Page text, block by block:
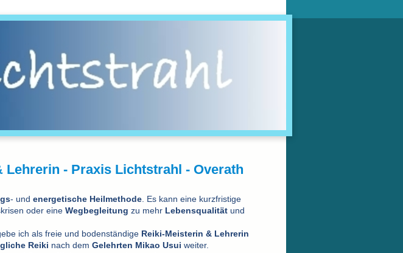
Lehrerin - Praxis Lichtstrahl - Overath
- und energetische Heilmethode. Es kann eine kurzfristige
oder eine Wegbegleitung zu mehr Lebensqualitätund
ich als freie und bodenständige Reiki-Meisterin & Lehrerin
Reiki nach dem Gelehrten Mikao Usui weiter.